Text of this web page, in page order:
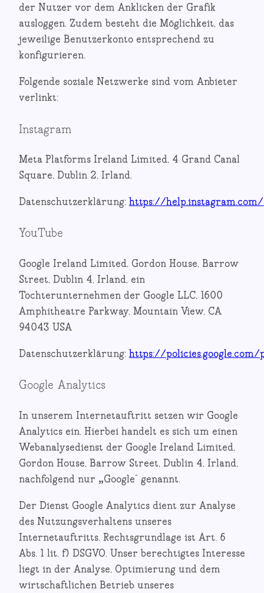
der Nutzer vor dem Anklicken der Grafik
ausloggen. Zudem besteht die Möglichkeit, das
jeweilige Benutzerkonto entsprechend zu
konfigurieren.
Folgende soziale Netzwerke sind vom Anbieter
verlinkt:
Instagram
Meta Platforms Ireland Limited, 4 Grand Canal
Square, Dublin 2, Irland.
Datenschutzerklärung: https://help.instagram.com/
YouTube
Google Ireland Limited, Gordon House, Barrow
Street, Dublin 4, Irland, ein
Tochterunternehmen der Google LLC, 1600
Amphitheatre Parkway, Mountain View, CA
94043 USA
Datenschutzerklärung: https://
Google Analytics
In unserem Internetauftritt setzen wir Google
Analytics ein. Hierbei handelt es sich um einen
Webanalysedienst der Google Ireland Limited,
Gordon House, Barrow Street, Dublin 4, Irland,
nachfolgend nur „Google“ genannt.
Der Dienst Google Analytics dient zur Analyse
des Nutzungsverhaltens unseres
Internetauftritts. Rechtsgrundlage ist Art. 6
Abs. 1 lit. f) DSGVO. Unser berechtigtes Interesse
liegt in der Analyse, Optimierung und dem
wirtschaftlichen Betrieb unseres